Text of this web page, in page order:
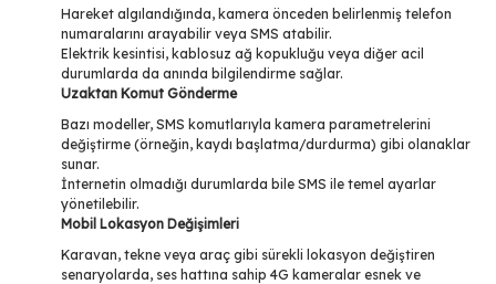
Hareket algılandığında, kamera önceden belirlenmiş telefon
numaralarını arayabilir veya SMS atabilir.
Elektrik kesintisi, kablosuz ağ kopukluğu veya diğer acil
durumlarda da anında bilgilendirme sağlar.
Uzaktan Komut Gönderme
Bazı modeller, SMS komutlarıyla kamera parametrelerini
değiştirme (örneğin, kaydı başlatma/durdurma) gibi olanaklar
sunar.
İnternetin olmadığı durumlarda bile SMS ile temel ayarlar
yönetilebilir.
Mobil Lokasyon Değişimleri
Karavan, tekne veya araç gibi sürekli lokasyon değiştiren
senaryolarda, ses hattına sahip 4G kameralar esnek ve